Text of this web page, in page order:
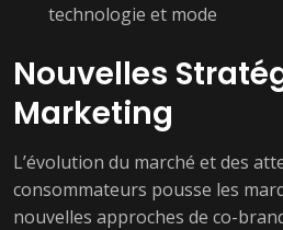
technologie et mode
Nouvelles
Marketing
L’évolution du marché et des
consommateurs pousse les
nouvelles approches de co-